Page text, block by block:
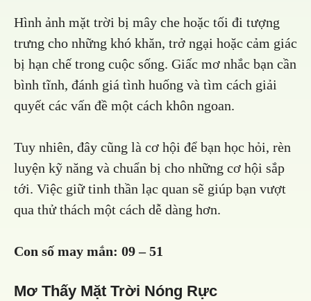
Hình ảnh mặt trời bị mây che hoặc tối đi tượng
trưng cho những khó khăn, trở ngại hoặc cảm giác
bị hạn chế trong cuộc sống. Giấc mơ nhắc bạn cần
bình tĩnh, đánh giá tình huống và tìm cách giải
quyết các vấn đề một cách khôn ngoan.
Tuy nhiên, đây cũng là cơ hội để bạn học hỏi, rèn
luyện kỹ năng và chuẩn bị cho những cơ hội sắp
tới. Việc giữ tinh thần lạc quan sẽ giúp bạn vượt
qua thử thách một cách dễ dàng hơn.
Con số may mắn: 09 – 51
Mơ Thấy Mặt Trời Nóng Rực